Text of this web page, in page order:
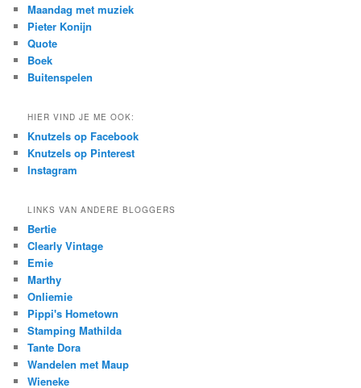
h
Maandag met muziek
Pieter Konijn
Quote
Boek
Buitenspelen
HIER VIND JE ME OOK:
Knutzels op Facebook
Knutzels op Pinterest
Instagram
LINKS VAN ANDERE BLOGGERS
Bertie
Clearly Vintage
Emie
Marthy
Onliemie
Pippi's Hometown
Stamping Mathilda
Tante Dora
Wandelen met Maup
Wieneke